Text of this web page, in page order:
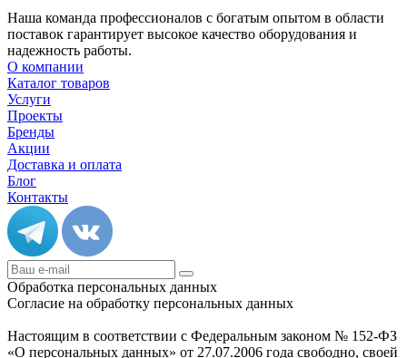
Наша команда профессионалов с богатым опытом в области
поставок гарантирует высокое качество оборудования и
надежность работы.
О компании
Каталог товаров
Услуги
Проекты
Бренды
Акции
Доставка и оплата
Блог
Контакты
Обработка персональных данных
Согласие на обработку персональных данных
Настоящим в соответствии с Федеральным законом № 152-ФЗ
«О персональных данных» от 27.07.2006 года свободно, своей